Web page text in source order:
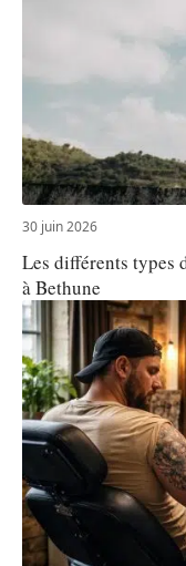
30 juin 2026
Les différents types
à Bethune